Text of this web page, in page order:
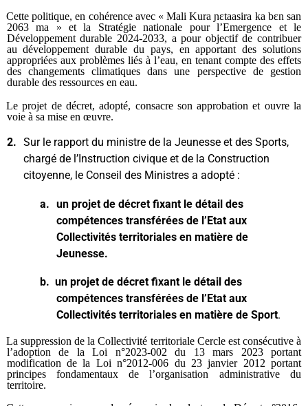
Cette politique, en cohérence avec « Mali Kura ɲɛtaasira ka bɛn san
2063 ma » et la Stratégie nationale pour l’Emergence et le
Développement durable 2024-2033, a pour objectif de contribuer
au développement durable du pays, en apportant des solutions
appropriées aux problèmes liés à l’eau, en tenant compte des effets
des changements climatiques dans une perspective de gestion
durable des ressources en eau.
Le projet de décret, adopté, consacre son approbation et ouvre la
voie à sa mise en œuvre.
2. Sur le rapport du ministre de la Jeunesse et des Sports,
chargé de l’Instruction civique et de la Construction
citoyenne, le Conseil des Ministres a adopté :
a. un projet de décret fixant le détail des
compétences transférées de l’Etat aux
Collectivités territoriales en matière de
Jeunesse.
b. un projet de décret fixant le détail des
compétences transférées de l’Etat aux
Collectivités territoriales en matière de Sport.
La suppression de la Collectivité territoriale Cercle est consécutive à
l’adoption de la Loi n°2023-002 du 13 mars 2023 portant
modification de la Loi n°2012-006 du 23 janvier 2012 portant
principes fondamentaux de l’organisation administrative du
territoire.